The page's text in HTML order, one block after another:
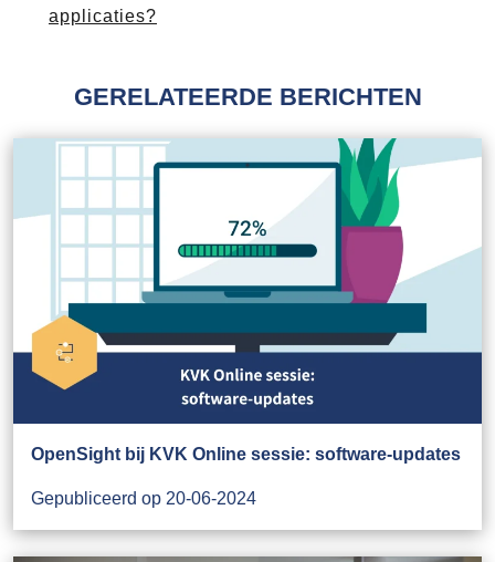
applicaties?
GERELATEERDE BERICHTEN
OpenSight bij KVK Online sessie: software-updates
Gepubliceerd op 20-06-2024